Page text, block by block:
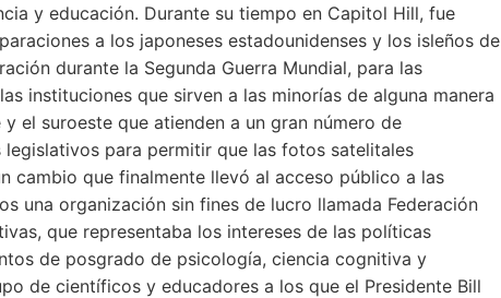
y educación. Durante su tiempo en Capitol Hill, fue
a los japoneses estadounidenses y los isleños de
durante la Segunda Guerra Mundial, para las
instituciones que sirven a las minorías de alguna manera
el suroeste que atienden a un gran número de
para permitir que las fotos satelitales
cambio que finalmente llevó al acceso público a las
una organización sin fines de lucro llamada Federación
que representaba los intereses de las políticas
de posgrado de psicología, ciencia cognitiva y
de científicos y educadores a los que el Presidente Bill